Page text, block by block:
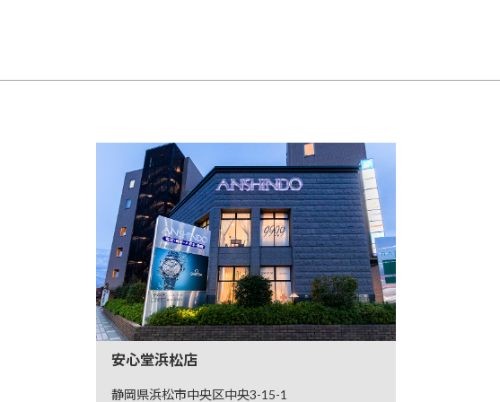
安心堂浜松店
静岡県浜松市中央区中央3-15-1